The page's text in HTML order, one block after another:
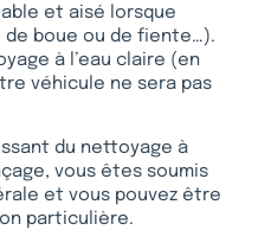
et aisé lorsque
boue ou de fiente…).
à l’eau claire (en
véhicule ne sera pas
du nettoyage à
vous êtes soumis
et vous pouvez être
particulière.